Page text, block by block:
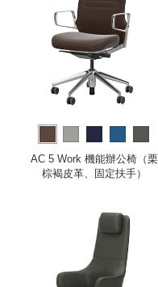
AC 5 Work 機能辦公椅（栗
棕褐皮革、固定扶手）